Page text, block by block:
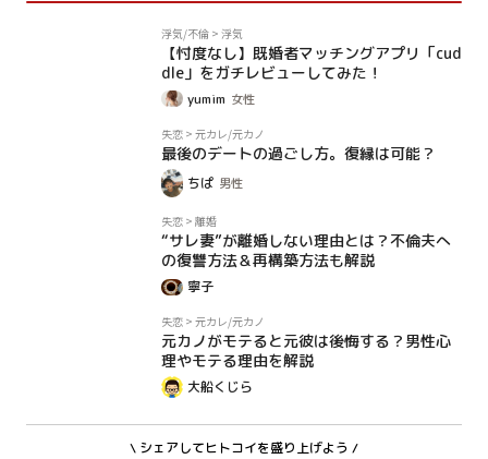
浮気/不倫 > 浮気
【忖度なし】既婚者マッチングアプリ「cud
dle」をガチレビューしてみた！
yumim 女性
失恋 > 元カレ/元カノ
最後のデートの過ごし方。復縁は可能？
ちぱ 男性
失恋 > 離婚
“サレ妻”が離婚しない理由とは？不倫夫へ
の復讐方法＆再構築方法も解説
寧子
失恋 > 元カレ/元カノ
元カノがモテると元彼は後悔する？男性心
理やモテる理由を解説
大船くじら
\ シェアしてヒトコイを盛り上げよう /